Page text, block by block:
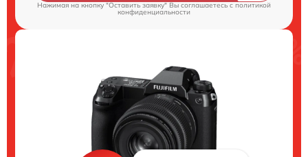
Нажимая на кнопку "Оставить заявку" Вы соглашаетесь c политикой
конфиденциальности